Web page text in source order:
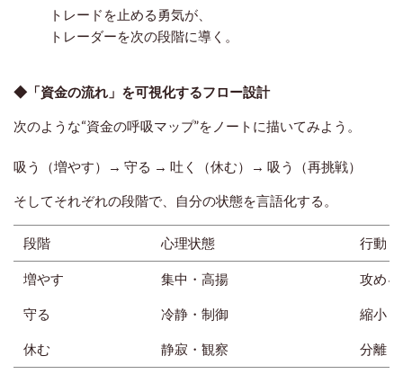
トレードを止める勇気が、
トレーダーを次の段階に導く。
◆「資金の流れ」を可視化するフロー設計
次のような“資金の呼吸マップ”をノートに描いてみよう。
吸う（増やす）→ 守る → 吐く（休む）→ 吸う（再挑戦）
そしてそれぞれの段階で、自分の状態を言語化する。
段階 心理状態 行動
増やす 集中・高揚 攻める
守る 冷静・制御 縮小
休む 静寂・観察 分離